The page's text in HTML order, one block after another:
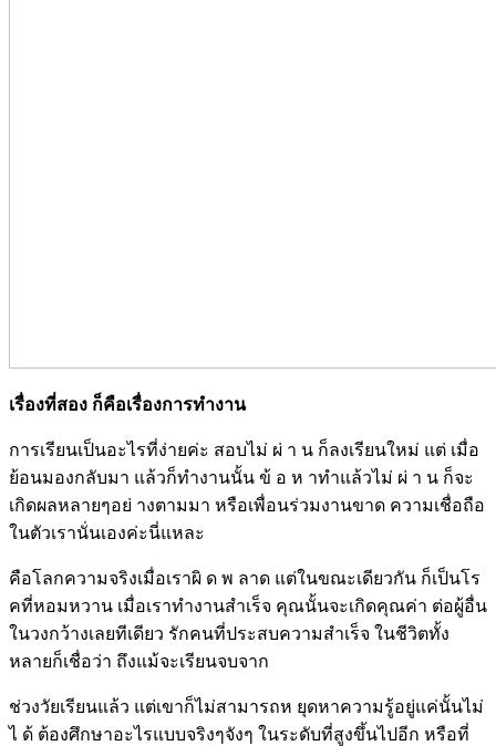
เรื่องที่สอง ก็คือเรื่องการทำงาน
การเรียนเป็นอะไรที่ง่ายค่ะ สอบไม่ ผ่ า น ก็ลงเรียนใหม่ แต่ เมื่อ
ย้อนมองกลับมา แล้วก็ทำงานนั้น ข้ อ ห าทำแล้วไม่ ผ่ า น ก็จะ
เกิดผลหลายๆอย่ างตามมา หรือเพื่อนร่วมงานขาด ความเชื่อถือ
ในตัวเรานั่นเองค่ะนี่แหละ
คือโลกความจริงเมื่อเราผิ ด พ ลาด แต่ในขณะเดียวกัน ก็เป็นโร
คที่หอมหวาน เมื่อเราทำงานสำเร็จ คุณนั้นจะเกิดคุณค่า ต่อผู้อื่น
ในวงกว้างเลยทีเดียว รักคนที่ประสบความสำเร็จ ในชีวิตทั้ง
หลายก็เชื่อว่า ถึงแม้จะเรียนจบจาก
ช่วงวัยเรียนแล้ว แต่เขาก็ไม่สามารถห ยุดหาความรู้อยู่แค่นั้นไม่
ไ ด้ ต้องศึกษาอะไรแบบจริงๆจังๆ ในระดับที่สูงขึ้นไปอีก หรือที่